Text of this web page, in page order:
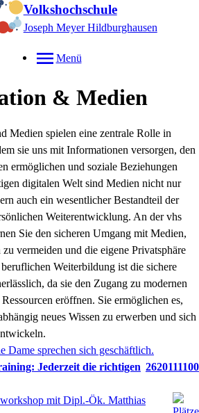
Volkshochschule
Joseph Meyer Hildburghausen
Menü
& Medien
Medien spielen eine zentrale Rolle in
sie uns mit Informationen versorgen, den
ermöglichen und soziale Beziehungen
digitalen Welt sind Medien nicht nur
auch ein wesentlicher Bestandteil der
Weiterentwicklung. An der vhs
Sie den sicheren Umgang mit Medien,
vermeiden und die eigene Privatsphäre
Weiterbildung ist die sichere
da sie den Zugang zu modernen
eröffnen. Sie ermöglichen es,
neues Wissen zu erwerben und sich
Jederzeit die richtigen 2620111100
mit Dipl.-Ök. Matthias